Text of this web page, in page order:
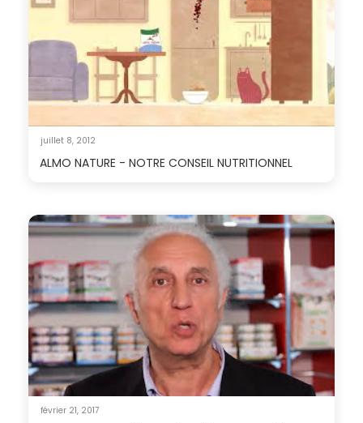
juillet 8, 2012
ALMO NATURE - NOTRE CONSEIL NUTRITIONNEL
février 21, 2017